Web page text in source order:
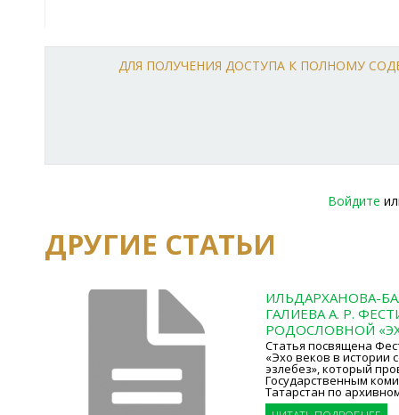
ДЛЯ ПОЛУЧЕНИЯ ДОСТУПА К ПОЛНОМУ
Войдите
ДРУГИЕ СТАТЬИ
ИЛЬДАРХАНОВА-
ГАЛИЕВА А. Р.
РОДОСЛОВНОЙ
Статья посвящена
«Эхо веков в истории
эзлебез», который
Государственным
Татарстан по